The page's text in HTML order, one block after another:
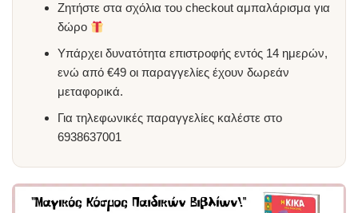
Ζητήστε στα σχόλια του checkout αμπαλάρισμα για
δώρο
Υπάρχει δυνατότητα επιστροφής εντός 14 ημερών,
ενώ από €49 οι παραγγελίες έχουν δωρεάν
μεταφορικά.
Για τηλεφωνικές παραγγελίες καλέστε στο
6938637001